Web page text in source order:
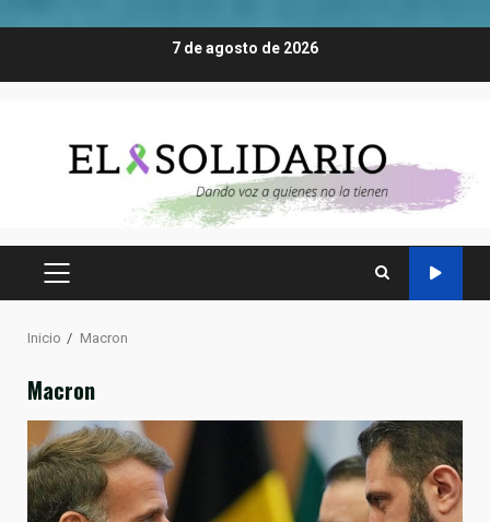
7 de agosto de 2026
MENÚ
Inicio Macron
Macron